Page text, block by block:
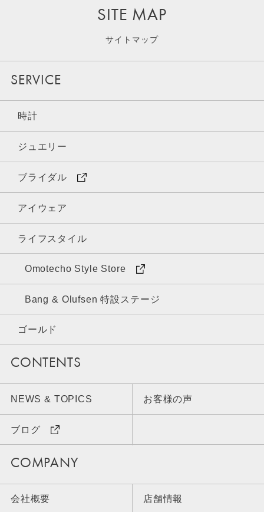
SITE MAP
サイトマップ
SERVICE
時計
ジュエリー
ブライダル
アイウェア
ライフスタイル
Omotecho Style Store
Bang & Olufsen 特設ステージ
ゴールド
CONTENTS
NEWS & TOPICS お客様の声
ブログ
COMPANY
会社概要 店舗情報